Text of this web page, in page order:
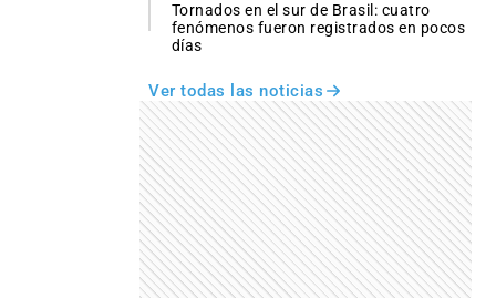
Tornados en el sur de Brasil: cuatro
fenómenos fueron registrados en pocos
días
Ver todas las noticias